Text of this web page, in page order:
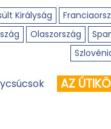
Királyság
Olaszország
AZ